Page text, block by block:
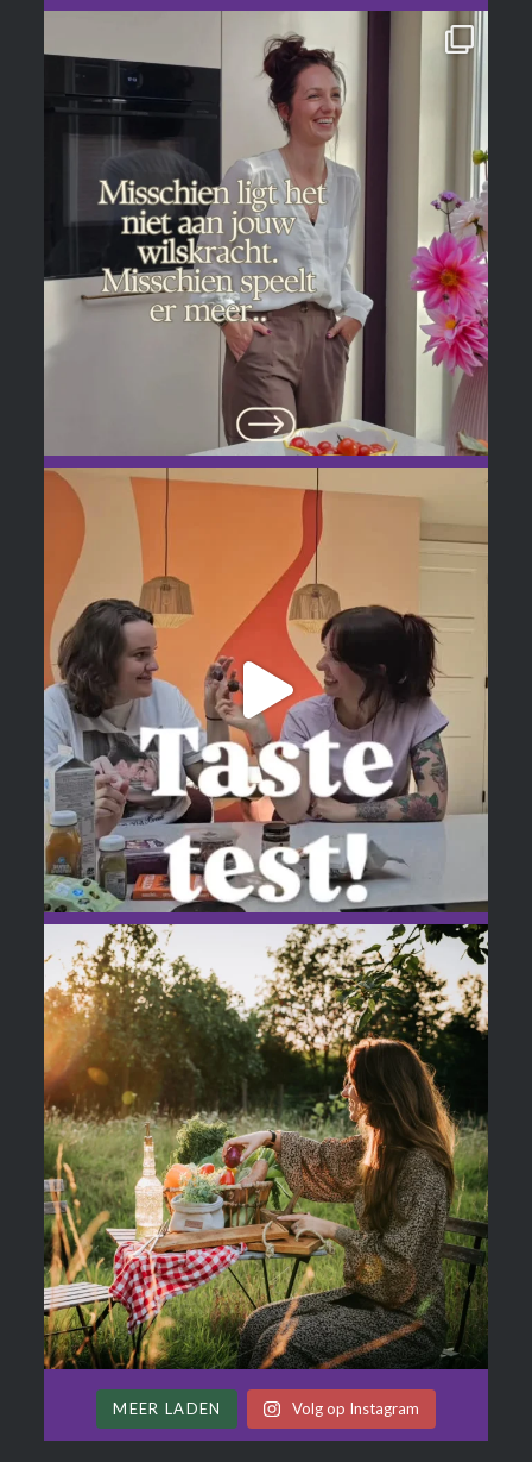
MEER LADEN Volg op Instagram